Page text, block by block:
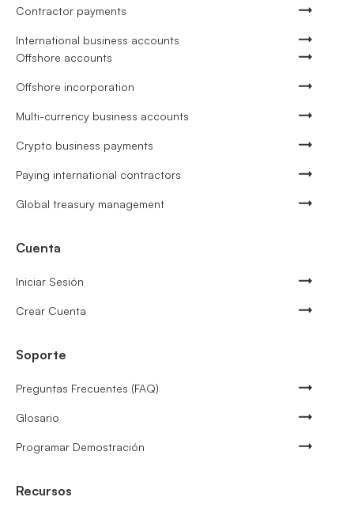
Contractor payments
International business accounts
Offshore accounts
Offshore incorporation
Multi-currency business accounts
Crypto business payments
Paying international contractors
Global treasury management
Cuenta
Iniciar Sesión
Crear Cuenta
Soporte
Preguntas Frecuentes (FAQ)
Glosario
Programar Demostración
Recursos